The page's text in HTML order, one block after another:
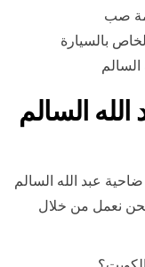
صب
بالسيارة
السالم
ضاحية عبد الله السالم
نعمل من خلال